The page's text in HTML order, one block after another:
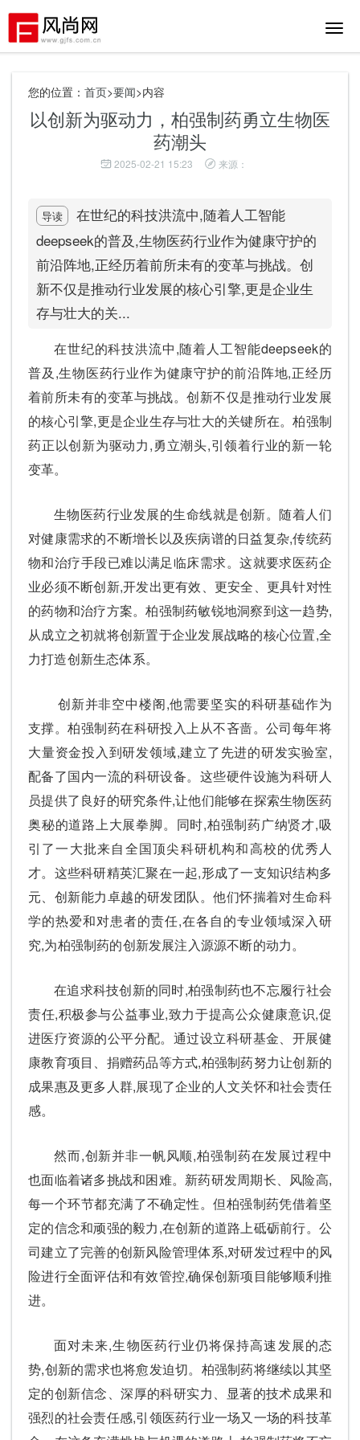
切
您的位置： 首页>要闻>内容
以创新为驱动力，柏强制药勇立生物医
药潮头
2025-02-21 15:23 来源：
导读
在世纪的科技洪流中,随着人工智能
deepseek的普及,生物医药行业作为健康守护的
前沿阵地,正经历着前所未有的变革与挑战。创
新不仅是推动行业发展的核心引擎,更是企业生
存与壮大的关...
在世纪的科技洪流中,随着人工智能deepseek的
普及,生物医药行业作为健康守护的前沿阵地,正经历
着前所未有的变革与挑战。创新不仅是推动行业发展
的核心引擎,更是企业生存与壮大的关键所在。柏强制
药正以创新为驱动力,勇立潮头,引领着行业的新一轮
变革。
生物医药行业发展的生命线就是创新。随着人们
对健康需求的不断增长以及疾病谱的日益复杂,传统药
物和治疗手段已难以满足临床需求。这就要求医药企
业必须不断创新,开发出更有效、更安全、更具针对性
的药物和治疗方案。柏强制药敏锐地洞察到这一趋势,
从成立之初就将创新置于企业发展战略的核心位置,全
力打造创新生态体系。
创新并非空中楼阁,他需要坚实的科研基础作为
支撑。柏强制药在科研投入上从不吝啬。公司每年将
大量资金投入到研发领域,建立了先进的研发实验室,
配备了国内一流的科研设备。这些硬件设施为科研人
员提供了良好的研究条件,让他们能够在探索生物医药
奥秘的道路上大展拳脚。同时,柏强制药广纳贤才,吸
引了一大批来自全国顶尖科研机构和高校的优秀人
才。这些科研精英汇聚在一起,形成了一支知识结构多
元、创新能力卓越的研发团队。他们怀揣着对生命科
学的热爱和对患者的责任,在各自的专业领域深入研
究,为柏强制药的创新发展注入源源不断的动力。
在追求科技创新的同时,柏强制药也不忘履行社会
责任,积极参与公益事业,致力于提高公众健康意识,促
进医疗资源的公平分配。通过设立科研基金、开展健
康教育项目、捐赠药品等方式,柏强制药努力让创新的
成果惠及更多人群,展现了企业的人文关怀和社会责任
感。
然而,创新并非一帆风顺,柏强制药在发展过程中
也面临着诸多挑战和困难。新药研发周期长、风险高,
每一个环节都充满了不确定性。但柏强制药凭借着坚
定的信念和顽强的毅力,在创新的道路上砥砺前行。公
司建立了完善的创新风险管理体系,对研发过程中的风
险进行全面评估和有效管控,确保创新项目能够顺利推
进。
面对未来,生物医药行业仍将保持高速发展的态
势,创新的需求也将愈发迫切。柏强制药将继续以其坚
定的创新信念、深厚的科研实力、显著的技术成果和
强烈的社会责任感,引领医药行业一场又一场的科技革